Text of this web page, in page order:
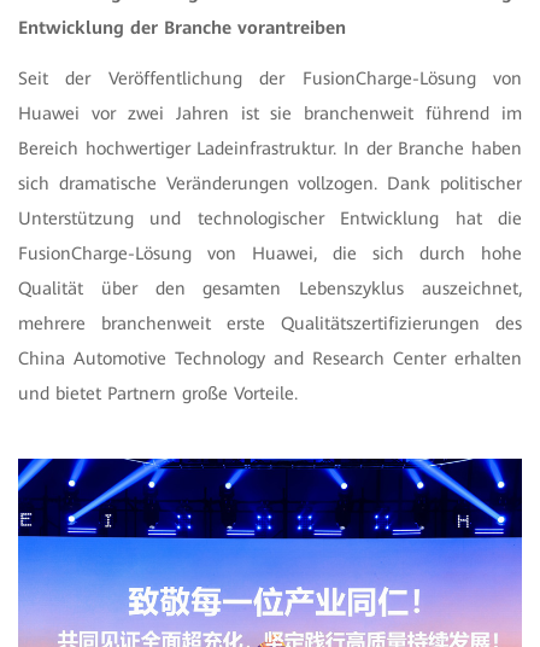
Entwicklung der Branche vorantreiben
Seit der Veröffentlichung der FusionCharge-Lösung von
Huawei vor zwei Jahren ist sie branchenweit führend im
Bereich hochwertiger Ladeinfrastruktur. In der Branche haben
sich dramatische Veränderungen vollzogen. Dank politischer
Unterstützung und technologischer Entwicklung hat die
FusionCharge-Lösung von Huawei, die sich durch hohe
Qualität über den gesamten Lebenszyklus auszeichnet,
mehrere branchenweit erste Qualitätszertifizierungen des
China Automotive Technology and Research Center erhalten
und bietet Partnern große Vorteile.